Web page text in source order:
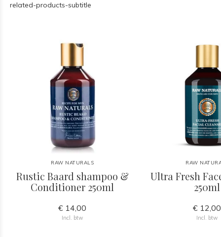
related-products-subtitle
RAW NATURALS
Rustic Baard shampoo &
Conditioner 250ml
€ 14,00
Incl. btw
RAW
Ultra Fresh
250ml
€ 12,00
Incl. btw